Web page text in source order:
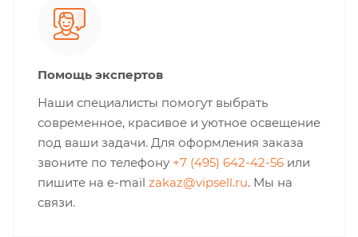
Помощь экспертов
Наши специалисты помогут выбрать
современное, красивое и уютное освещение
под ваши задачи. Для оформления заказа
звоните по телефону +7 (495) 642-42-56 или
пишите на e-mail zakaz@vipsell.ru. Мы на
связи.